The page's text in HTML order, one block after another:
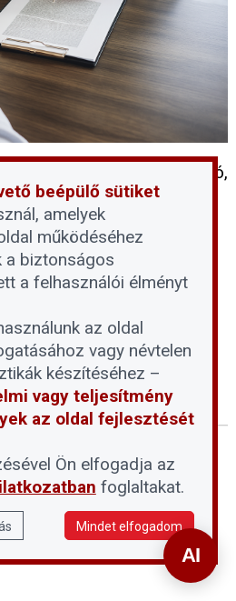
hosszú évek óta húzódó,
számtalan magyar
benyújtott
megnyugtató
jutott adósoknak,
kívül függesztené fel a
azonban
hogy a felkínált
érintett helyzetén
az SzMSz-t
beépülő sütiket
amelyek
működéséhez
a biztonságos
a felhasználói élményt
az oldal
vagy névtelen
készítéséhez –
vagy teljesítmény
az oldal fejlesztését
Ön elfogadja az
foglaltakat.
Mindet elfogadom